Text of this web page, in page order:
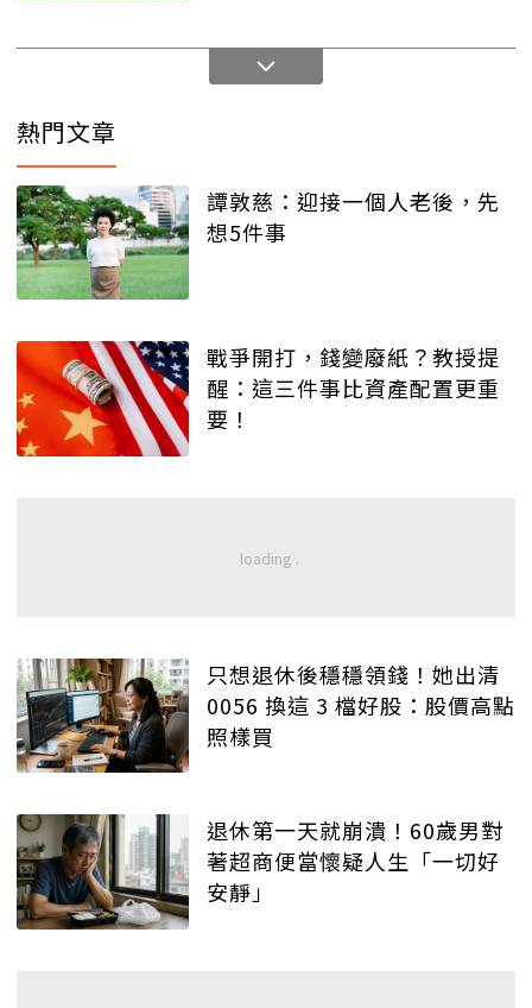
熱門文章
譚敦慈：迎接一個人老後，先
想5件事
戰爭開打，錢變廢紙？教授提
醒：這三件事比資產配置更重
要！
只想退休後穩穩領錢！她出清
0056 換這 3 檔好股：股價高點
照樣買
退休第一天就崩潰！60歲男對
著超商便當懷疑人生「一切好
安靜」